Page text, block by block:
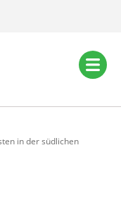
in der südlichen